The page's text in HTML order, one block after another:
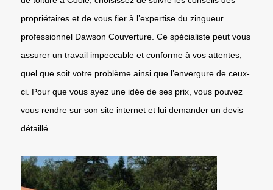
propriétaires et de vous fier à l’expertise du zingueur
professionnel Dawson Couverture. Ce spécialiste peut vous
assurer un travail impeccable et conforme à vos attentes,
quel que soit votre problème ainsi que l’envergure de ceux-
ci. Pour que vous ayez une idée de ses prix, vous pouvez
vous rendre sur son site internet et lui demander un devis
détaillé.